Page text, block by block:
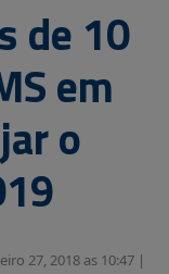
de 10
em
o
27, 2018 as 10:47 |